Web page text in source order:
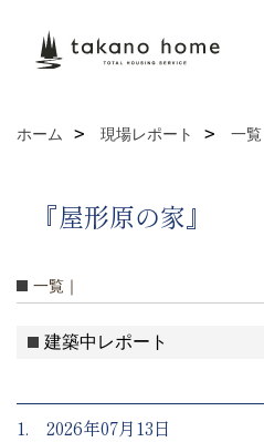
ホーム 現場レポート 一覧
『屋形原の家』
一覧｜
建築中レポート
1. 2026年07月13日